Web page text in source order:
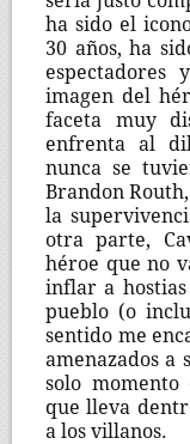
ha sido el
30 años, ha
espectadores
imagen del
faceta muy
enfrenta al
nunca se
Brandon
la
otra parte,
héroe que no
inflar a
pueblo (o
sentido me
amenazados a
solo
que lleva
a los villanos.